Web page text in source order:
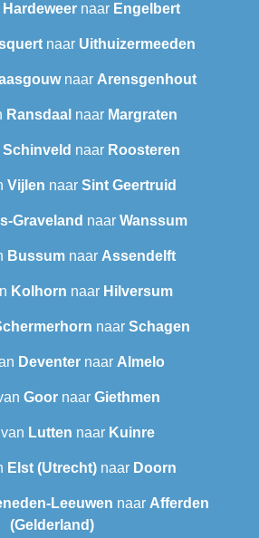
Hardeweer naar Engelbert
naar Uithuizermeeden
naar Arensgenhout
Ransdaal naar Margraten
Schinveld naar Roosteren
Vijlen naar Sint Geertruid
Graveland naar Wanssum
Bussum naar Assendelft
Kolhorn naar Hilversum
naar Schagen
Deventer naar Almelo
Goornaar Giethmen
Lutten naar Kuinre
Elst (Utrecht)naar Doorn
Leeuwen naar Afferden
(Gelderland)